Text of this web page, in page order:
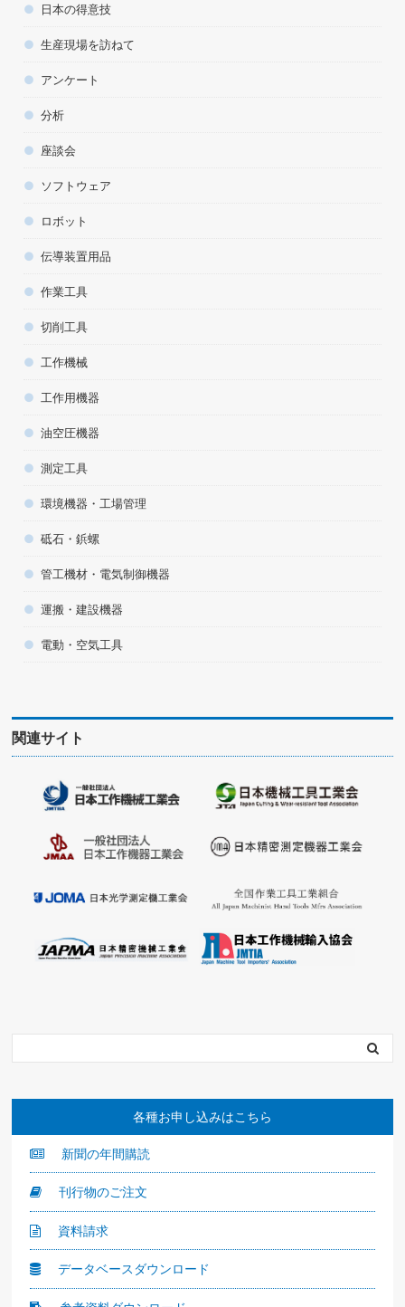
日本の得意技
生産現場を訪ねて
アンケート
分析
座談会
ソフトウェア
ロボット
伝導装置用品
作業工具
切削工具
工作機械
工作用機器
油空圧機器
測定工具
環境機器・工場管理
砥石・鋲螺
管工機材・電気制御機器
運搬・建設機器
電動・空気工具
関連サイト
各種お申し込みはこちら
新聞の年間購読
刊行物のご注文
資料請求
データベースダウンロード